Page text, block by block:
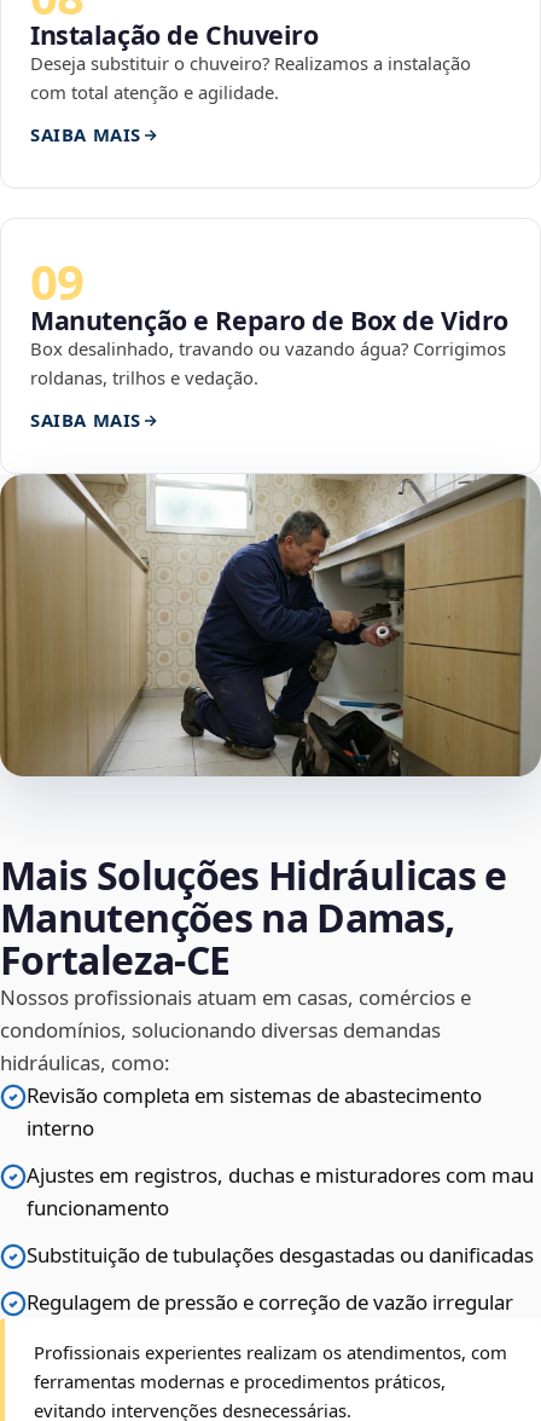
Instalação de Chuveiro
Deseja substituir o chuveiro? Realizamos a instalação
com total atenção e agilidade.
SAIBA MAIS
09
Manutenção e Reparo de Box de Vidro
Box desalinhado, travando ou vazando água? Corrigimos
roldanas, trilhos e vedação.
SAIBA MAIS
Mais Soluções Hidráulicas e
Manutenções na Damas,
Fortaleza‑CE
Nossos profissionais atuam em casas, comércios e
condomínios, solucionando diversas demandas
hidráulicas, como:
Revisão completa em sistemas de abastecimento
interno
Ajustes em registros, duchas e misturadores com mau
funcionamento
Substituição de tubulações desgastadas ou danificadas
Regulagem de pressão e correção de vazão irregular
Profissionais experientes realizam os atendimentos, com
ferramentas modernas e procedimentos práticos,
evitando intervenções desnecessárias.